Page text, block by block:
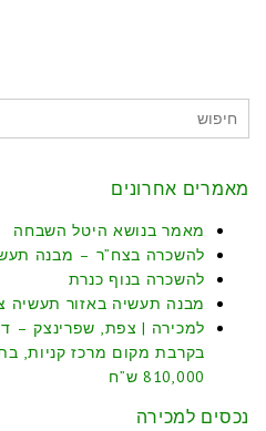
מאמרים אחרונים
מאמר בנושא היטל השבחה
להשכרה בצח”ר – מבנה
להשכרה בנוף כנרת
מבנה תעשיה באזור תעשיה
בקרבת מקום מרכז קניות,
810,000 ש”ח
נכסים למכירה